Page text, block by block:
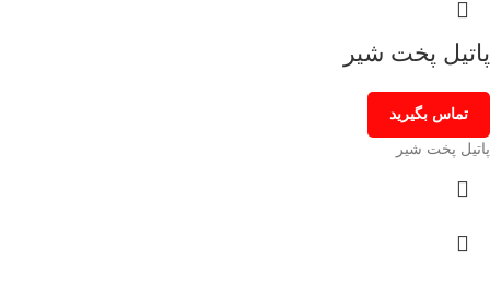
پاتیل پخت شیر
تماس بگیرید
پاتیل پخت شیر